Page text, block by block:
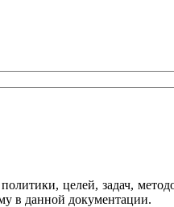
целей, задач,
в данной документации.